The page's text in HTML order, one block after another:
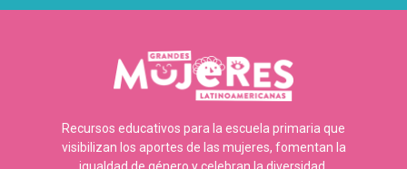
Recursos educativos para la escuela primaria que
visibilizan los aportes de las mujeres, fomentan la
igualdad de género y celebran la diversidad.